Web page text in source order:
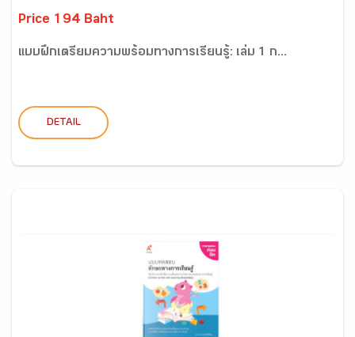
Price 194 Baht
แบบฝึกเตรียมความพร้อมทางการเรียนรู้: เล่ม 1 ก...
DETAIL